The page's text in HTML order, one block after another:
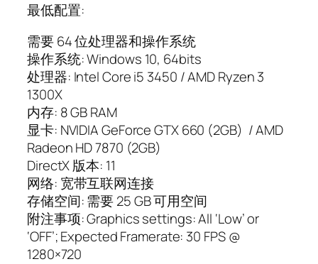
最低配置:
需要 64 位处理器和操作系统
操作系统: Windows 10, 64bits
处理器: Intel Core i5 3450 / AMD Ryzen 3
1300X
内存: 8 GB RAM
显卡: NVIDIA GeForce GTX 660 (2GB) / AMD
Radeon HD 7870 (2GB)
DirectX 版本: 11
网络: 宽带互联网连接
存储空间: 需要 25 GB 可用空间
附注事项: Graphics settings: All ‘Low’ or
‘OFF’; Expected Framerate: 30 FPS @
1280×720